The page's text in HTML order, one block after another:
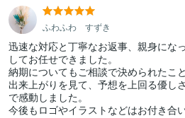
ふわふわ すずき
迅速な対応と丁寧なお返事、親身にな
してお任せできました。
納期についてもご相談で決められたこ
出来上がりを見て、予想を上回る優し
で感動しました。
今後もロゴやイラストなどはお付き合